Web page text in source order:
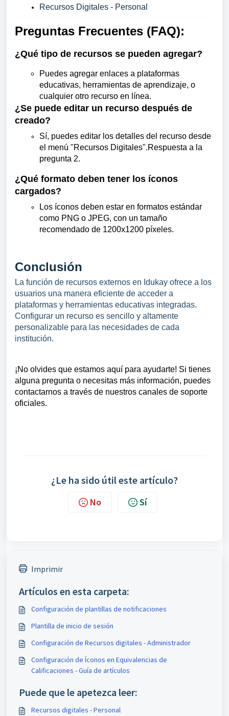
Recursos Digitales - Personal
Preguntas Frecuentes (FAQ):
¿Qué tipo de recursos se pueden agregar?
Puedes agregar enlaces a plataformas
educativas, herramientas de aprendizaje, o
cualquier otro recurso en línea.
¿Se puede editar un recurso después de
creado?
Sí, puedes editar los detalles del recurso desde
el menú "Recursos Digitales".Respuesta a la
pregunta 2.
¿Qué formato deben tener los íconos
cargados?
Los íconos deben estar en formatos estándar
como PNG o JPEG, con un tamaño
recomendado de 1200x1200 píxeles.
Conclusión
La función de recursos externos en Idukay ofrece a los
usuarios una manera eficiente de acceder a
plataformas y herramientas educativas integradas.
Configurar un recurso es sencillo y altamente
personalizable para las necesidades de cada
institución.
¡No olvides que estamos aquí para ayudarte! Si tienes
alguna pregunta o necesitas más información, puedes
contactarnos a través de nuestros canales de soporte
oficiales.
¿Le ha sido útil este artículo?
No Sí
Imprimir
Artículos en esta carpeta:
Configuración de plantillas de notificaciones
Plantilla de inicio de sesión
Configuración de Recursos digitales - Administrador
Configuración de Íconos en Equivalencias de
Calificaciones - Guía de artículos
Puede que le apetezca leer:
Recursos digitales - Personal